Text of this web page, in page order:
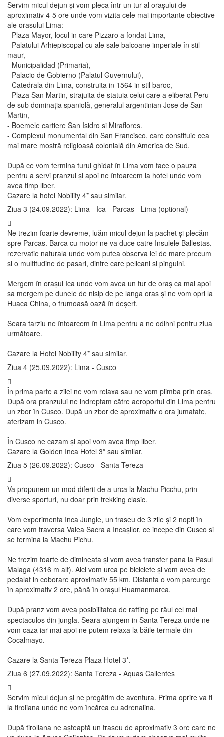
Servim micul dejun și vom pleca într-un tur al orașului de
aproximativ 4-5 ore unde vom vizita cele mai importante obiective
ale orasului Lima:
- Plaza Mayor, locul in care Pizzaro a fondat Lima,
- Palatului Arhiepiscopal cu ale sale balcoane imperiale în stil
maur,
- Municipalidad (Primaria),
- Palacio de Gobierno (Palatul Guvernului),
- Catedrala din Lima, construita in 1564 in stil baroc,
- Plaza San Martin, strajuita de statuia celui care a eliberat Peru
de sub dominația spaniolă, generalul argentinian Jose de San
Martin,
- Boemele cartiere San Isidro si Miraflores.
- Complexul monumental din San Francisco, care constituie cea
mai mare mostră religioasă colonială din America de Sud.
După ce vom termina turul ghidat în Lima vom face o pauza
pentru a servi pranzul și apoi ne întoarcem la hotel unde vom
avea timp liber.
Cazare la hotel Nobility 4* sau similar.
Ziua 3 (24.09.2022): Lima - Ica - Parcas - Lima (optional)
Ne trezim foarte devreme, luăm micul dejun la pachet și plecăm
spre Parcas. Barca cu motor ne va duce catre Insulele Ballestas,
rezervatie naturala unde vom putea observa lei de mare precum
si o multitudine de pasari, dintre care pelicani si pinguini.
Mergem în orașul Ica unde vom avea un tur de oraș ca mai apoi
sa mergem pe dunele de nisip de pe langa oras și ne vom opri la
Huaca China, o frumoasă oază în deșert.
Seara tarziu ne întoarcem în Lima pentru a ne odihni pentru ziua
următoare.
Cazare la Hotel Nobility 4* sau similar.
Ziua 4 (25.09.2022): Lima - Cusco
În prima parte a zilei ne vom relaxa sau ne vom plimba prin oraș.
După ora pranzului ne indreptam către aeroportul din Lima pentru
un zbor în Cusco. După un zbor de aproximativ o ora jumatate,
aterizam in Cusco.
În Cusco ne cazam și apoi vom avea timp liber.
Cazare la Golden Inca Hotel 3* sau similar.
Ziua 5 (26.09.2022): Cusco - Santa Tereza
Va propunem un mod diferit de a urca la Machu Picchu, prin
diverse sporturi, nu doar prin trekking clasic.
Vom experimenta Inca Jungle, un traseu de 3 zile și 2 nopti în
care vom traversa Valea Sacra a Incașilor, ce incepe din Cusco si
se termina la Machu Pichu.
Ne trezim foarte de dimineata și vom avea transfer pana la Pasul
Malaga (4316 m alt). Aici vom urca pe biciclete și vom avea de
pedalat in coborare aproximativ 55 km. Distanta o vom parcurge
în aproximativ 2 ore, până în orașul Huamanmarca.
După pranz vom avea posibilitatea de rafting pe râul cel mai
spectaculos din jungla. Seara ajungem in Santa Tereza unde ne
vom caza iar mai apoi ne putem relaxa la băile termale din
Cocalmayo.
Cazare la Santa Tereza Plaza Hotel 3*.
Ziua 6 (27.09.2022): Santa Tereza - Aquas Calientes
Servim micul dejun și ne pregătim de aventura. Prima oprire va fi
la tiroliana unde ne vom încărca cu adrenalina.
După tiroliana ne așteaptă un traseu de aproximativ 3 ore care ne